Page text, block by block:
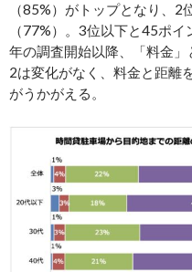
（85%）がトップとなり、2
（77%）。3位以下と45ポ
年の調査開始以降、「料金
2は変化がなく、料金と距離
がうかがえる。